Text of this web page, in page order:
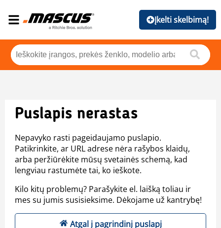
Įkelti skelbimą!
Puslapis nerastas
Nepavyko rasti pageidaujamo puslapio.
Patikrinkite, ar URL adrese nėra rašybos klaidų,
arba peržiūrėkite mūsų svetainės schemą, kad
lengviau rastumėte tai, ko ieškote.
Kilo kitų problemų? Parašykite el. laišką toliau ir
mes su jumis susisieksime. Dėkojame už kantrybę!
Atgal į pagrindinį puslapį